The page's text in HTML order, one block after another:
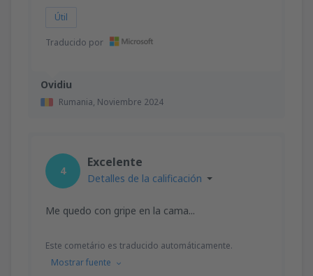
Ovidiu
Rumania, Noviembre 2024
Útil
Traducido por
4
Excelente
Detalles de la calificación
Me quedo con gripe en la cama...
Este cometário es traducido automáticamente.
Mostrar fuente